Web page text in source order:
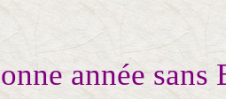
année sans